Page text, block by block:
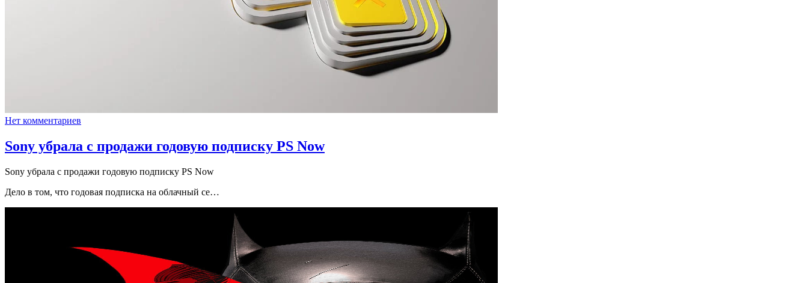
Нет комментариев
Sony убрала с продажи годовую подписку PS Now
Sony убрала с продажи годовую подписку PS Now
Дело в том, что годовая подписка на облачный се…